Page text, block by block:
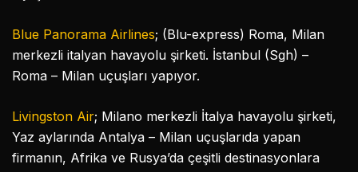
Blue Panorama Airlines; (Blu-express) Roma, Milan
merkezli italyan havayolu şirketi. İstanbul (Sgh) –
Roma – Milan uçuşları yapıyor.
Livingston Air; Milano merkezli İtalya havayolu şirketi,
Yaz aylarında Antalya – Milan uçuşlarıda yapan
firmanın, Afrika ve Rusya’da çeşitli destinasyonlara